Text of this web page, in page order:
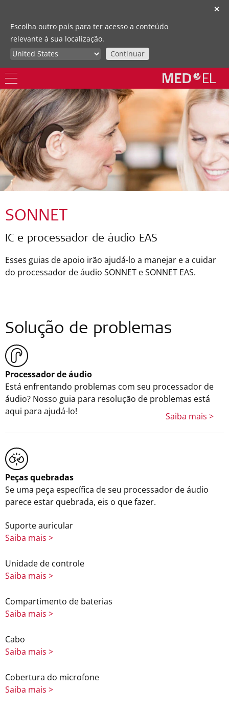
✕
Escolha outro país para ter acesso a conteúdo
relevante à sua localização.
Continuar
SONNET
IC e processador de áudio EAS
Esses guias de apoio irão ajudá-lo a manejar e a cuidar
do processador de áudio SONNET e SONNET EAS.
Solução de problemas
Processador de áudio
Está enfrentando problemas com seu processador de
áudio? Nosso guia para resolução de problemas está
aqui para ajudá-lo!
Saiba mais >
Peças quebradas
Se uma peça específica de seu processador de áudio
parece estar quebrada, eis o que fazer.
Suporte auricular
Saiba mais >
Unidade de controle
Saiba mais >
Compartimento de baterias
Saiba mais >
Cabo
Saiba mais >
Cobertura do microfone
Saiba mais >